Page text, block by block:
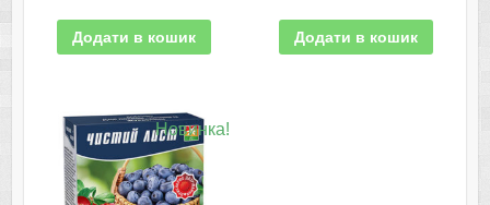
Додати в кошик Додати в кошик
Новинка!